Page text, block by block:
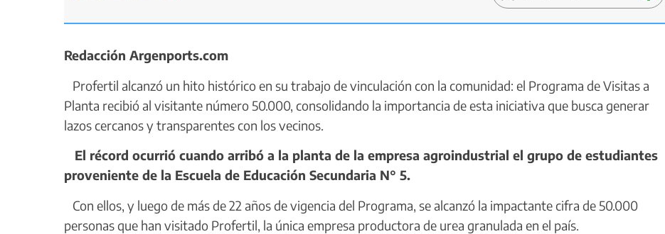
Redacción Argenports.com
Profertil alcanzó un hito histórico en su trabajo de vinculación con la comunidad: el Programa de Visitas a
Planta recibió al visitante número 50.000, consolidando la importancia de esta iniciativa que busca generar
lazos cercanos y transparentes con los vecinos.
El récord ocurrió cuando arribó a la planta de la empresa agroindustrial el grupo de estudiantes
proveniente de la Escuela de Educación Secundaria N° 5.
Con ellos, y luego de más de 22 años de vigencia del Programa, se alcanzó la impactante cifra de 50.000
personas que han visitado Profertil, la única empresa productora de urea granulada en el país.